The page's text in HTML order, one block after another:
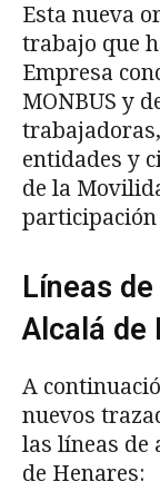
Esta nueva
trabajo que
Empresa
MONBUS y
entidades y
de la
participación
Líneas
Alcalá de
A
nuevos
las líneas de
de Henares: